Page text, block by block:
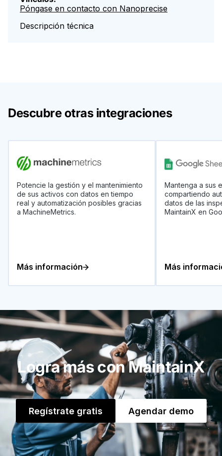
Póngase en contacto con Nanoprecise
Descripción técnica
Descubre otras integraciones
Potencie la gestión y el mantenimiento
de sus activos con datos en tiempo
real y automatización posibles gracias
a MachineMetrics.
Más información
Mantenga a sus
compartiendo
datos de las
MaintainX en
Más
Logra más con MaintainX
Regístrate gratis Agendar demo